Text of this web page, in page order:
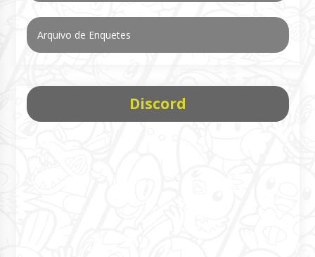
Arquivo de Enquetes
Discord